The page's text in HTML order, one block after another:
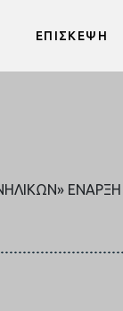
ΕΠΙΣΚΕΨΗ